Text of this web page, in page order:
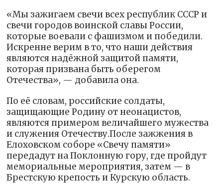
«Мы зажигаем свечи всех республик СССР и
свечи городов воинской славы России,
которые воевали с фашизмом и победили.
Искренне верим в то, что наши действия
являются надёжной защитой памяти,
которая призвана быть оберегом
Отечества», — добавила она.
По её словам, российские солдаты,
защищающие Родину от неонацистов,
являются примером величайшего мужества
и служения Отечеству.После зажжения в
Елоховском соборе «Свечу памяти»
передадут на Поклонную гору, где пройдут
мемориальные мероприятия, затем — в
Брестскую крепость и Курскую область.